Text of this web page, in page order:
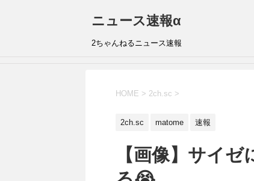
ニュース速報α
2ちゃんねるニュース速報
HOME > 2ch.sc >
2ch.sc matome 速報
【画像】サイ